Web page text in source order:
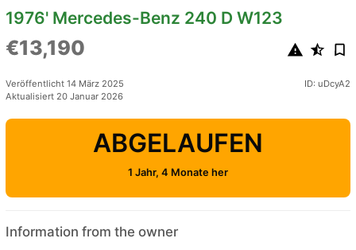
1976' Mercedes-Benz 240 D W123
€13,190
Veröffentlicht 14 März 2025
Aktualisiert 20 Januar 2026
ID: uDcyA2
ABGELAUFEN
1 Jahr, 4 Monate her
Information from the owner